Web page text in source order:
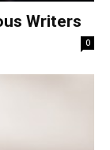
Writers
0